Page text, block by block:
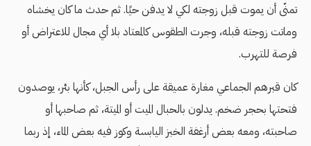
تمنّى أن يموت قبل زوجته لكي لا يدفن حيًا. ثم حدث ما كان يخشاه
وماتت زوجته قبله، وجرت الطقوس كالمعتاد بلا أي مجال للاعتراض أو
فرصة للتهرب.
كان قبرهم الجماعي مغارة عميقة على رأس الجبل، كأنها بئر، يوصدون
فتحتها بحجر ضخم. يدلون بالحبال الميت أو الميتة، ثم صاحبها أو
صاحبته، ومعه بعض أرغفة الخبز اليابسة وكوز فيه بعض الماء، إذ ربما